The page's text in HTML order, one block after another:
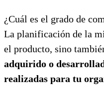
¿Cuál es el grado de
La planificación de la
el producto, sino
adquirido o
realizadas para tu